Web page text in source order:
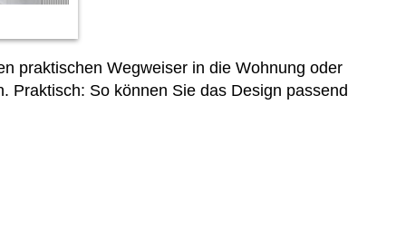
praktischen Wegweiser in die Wohnung oder
So können Sie das Design passend